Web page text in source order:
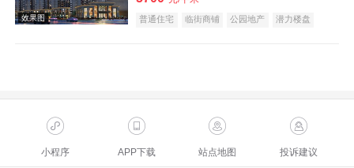
普通住宅 临街商铺 公园地产
潜力楼盘
小程序 APP下载 站点地图 投诉建议